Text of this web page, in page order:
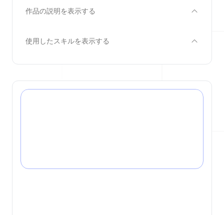
作品の説明を表示する
使用したスキルを表示する